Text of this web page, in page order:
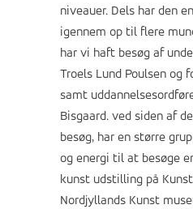
niveauer. Dels har den
igennem op til flere
har vi haft besøg af
Troels Lund Poulsen og
samt
Bisgaard. ved siden af
besøg, har en større
og energi til at besøge
kunst udstilling på
Nordjyllands Kunst